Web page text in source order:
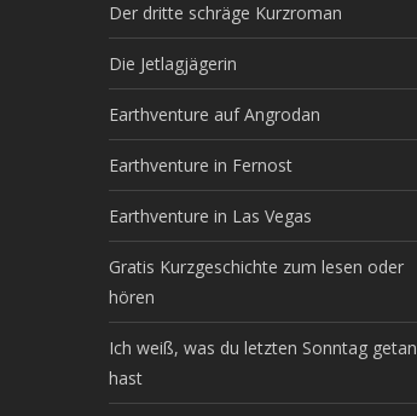
Der dritte schräge Kurzroman
Die Jetlagjägerin
Earthventure auf Angrodan
Earthventure in Fernost
Earthventure in Las Vegas
Gratis Kurzgeschichte zum lesen oder
hören
Ich weiß, was du letzten Sonntag getan
hast